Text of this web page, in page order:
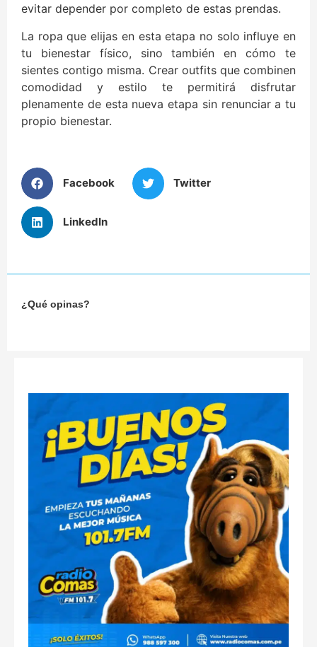
evitar depender por completo de estas prendas.
La ropa que elijas en esta etapa no solo influye en
tu bienestar físico, sino también en cómo te
sientes contigo misma. Crear outfits que combinen
comodidad y estilo te permitirá disfrutar
plenamente de esta nueva etapa sin renunciar a tu
propio bienestar.
Facebook Twitter
LinkedIn
¿Qué opinas?